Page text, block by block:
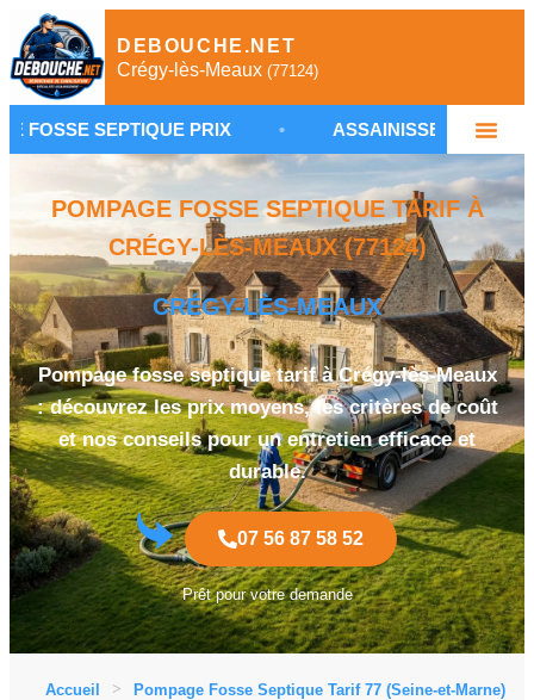
DEBOUCHE.NET
Crégy-lès-Meaux (77124)
PRIX • ASSAINISSEMENT CRÉGY-LÈS-
POMPAGE FOSSE SEPTIQUE TARIF À
CRÉGY-LÈS-MEAUX (77124)
CRÉGY-LÈS-MEAUX
Pompage fosse septique tarif à Crégy-lès-Meaux
: découvrez les prix moyens, les critères de coût
et nos conseils pour un entretien efficace et
durable.
07 56 87 58 52
Prêt pour votre demande
Accueil Pompage Fosse Septique Tarif 77 (Seine-et-Marne)